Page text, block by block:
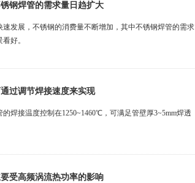
钢焊管的需求量日趋扩大
速发展，不锈钢的消费量不断增加，其中不锈钢焊管的需求
好。
过调节焊接速度来实现
焊接温度控制在1250~1460℃，可满足管壁厚3~5mm焊透
受高频涡流热功率的影响